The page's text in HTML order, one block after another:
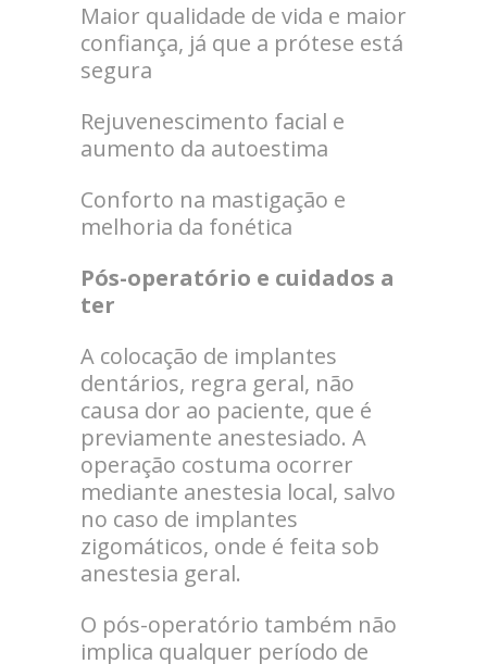
Maior qualidade de vida e maior
confiança, já que a prótese está
segura
Rejuvenescimento facial e
aumento da autoestima
Conforto na mastigação e
melhoria da fonética
Pós-operatório e cuidados a
ter
A colocação de implantes
dentários, regra geral, não
causa dor ao paciente, que é
previamente anestesiado. A
operação costuma ocorrer
mediante anestesia local, salvo
no caso de implantes
zigomáticos, onde é feita sob
anestesia geral.
O pós-operatório também não
implica qualquer período de